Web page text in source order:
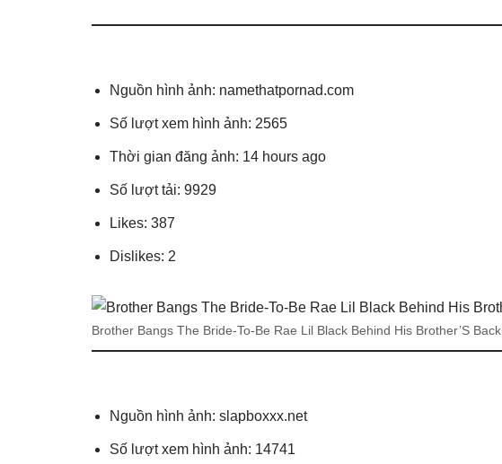
Nguồn hình ảnh: namethatpornad.com
Số lượt xem hình ảnh: 2565
Thời gian đăng ảnh: 14 hours ago
Số lượt tải: 9929
Likes: 387
Dislikes: 2
Brother Bangs The Bride-To-Be Rae Lil Black Behind His Brother’S Back
Nguồn hình ảnh: slapboxxx.net
Số lượt xem hình ảnh: 14741